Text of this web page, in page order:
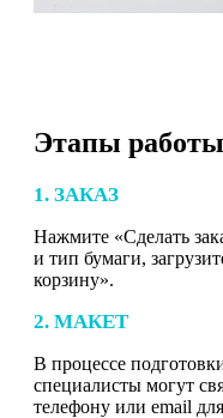
Этапы работы
1. ЗАКАЗ
Нажмите «Сделать
и тип бумаги,
корзину».
2. МАКЕТ
В процессе
специалисты могут
телефону или email